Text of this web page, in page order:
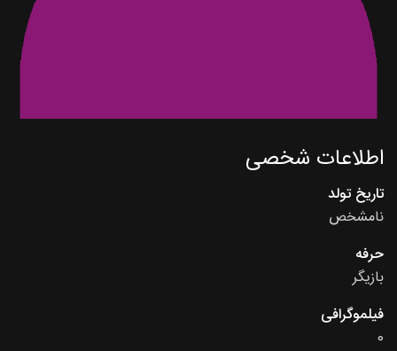
اطلاعات شخصی
تاریخ تولد
نامشخص
حرفه
بازیگر
فیلموگرافی
0